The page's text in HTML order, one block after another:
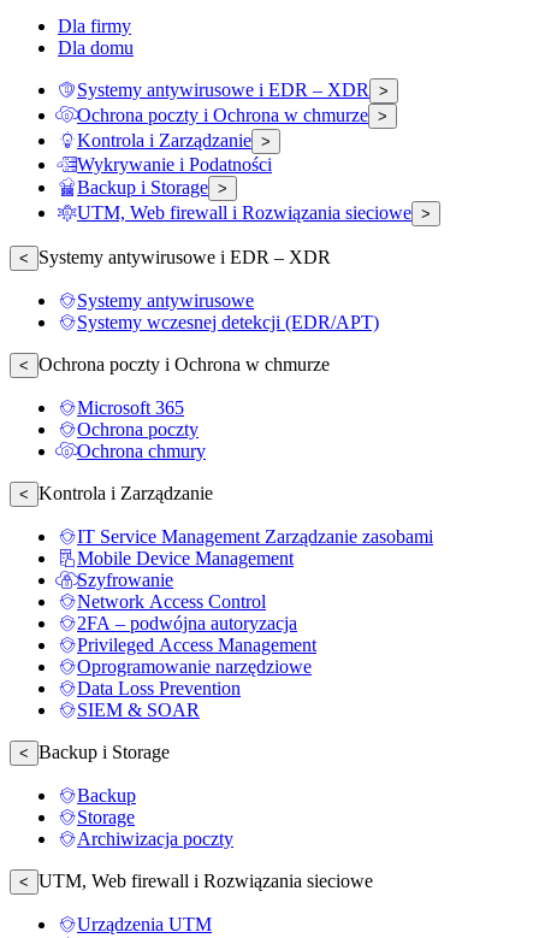
Dla firmy
Dla domu
Systemy antywirusowe i EDR – XDR >
Ochrona poczty i Ochrona w chmurze >
Kontrola i Zarządzanie >
Wykrywanie i Podatności
Backup i Storage >
UTM, Web firewall i Rozwiązania sieciowe >
< Systemy antywirusowe i EDR – XDR
Systemy antywirusowe
Systemy wczesnej detekcji (EDR/APT)
< Ochrona poczty i Ochrona w chmurze
Microsoft 365
Ochrona poczty
Ochrona chmury
< Kontrola i Zarządzanie
IT Service Management Zarządzanie zasobami
Mobile Device Management
Szyfrowanie
Network Access Control
2FA – podwójna autoryzacja
Privileged Access Management
Oprogramowanie narzędziowe
Data Loss Prevention
SIEM & SOAR
< Backup i Storage
Backup
Storage
Archiwizacja poczty
< UTM, Web firewall i Rozwiązania sieciowe
Urządzenia UTM